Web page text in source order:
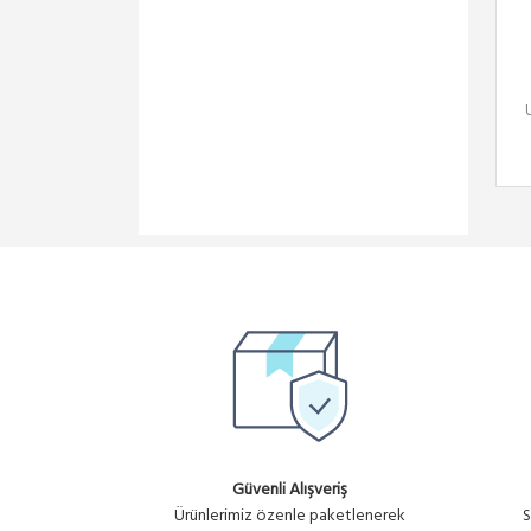
Güvenli Alışveriş
Ürünlerimiz özenle paketlenerek